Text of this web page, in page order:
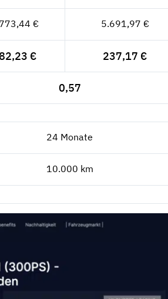
€ 5.691,97 €
€ 237,17 €
0,57
24 Monate
10.000 km